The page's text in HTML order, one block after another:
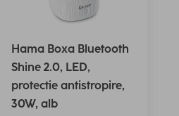
Hama Boxa Bluetooth
Shine 2.0, LED,
protectie antistropire,
30W, alb